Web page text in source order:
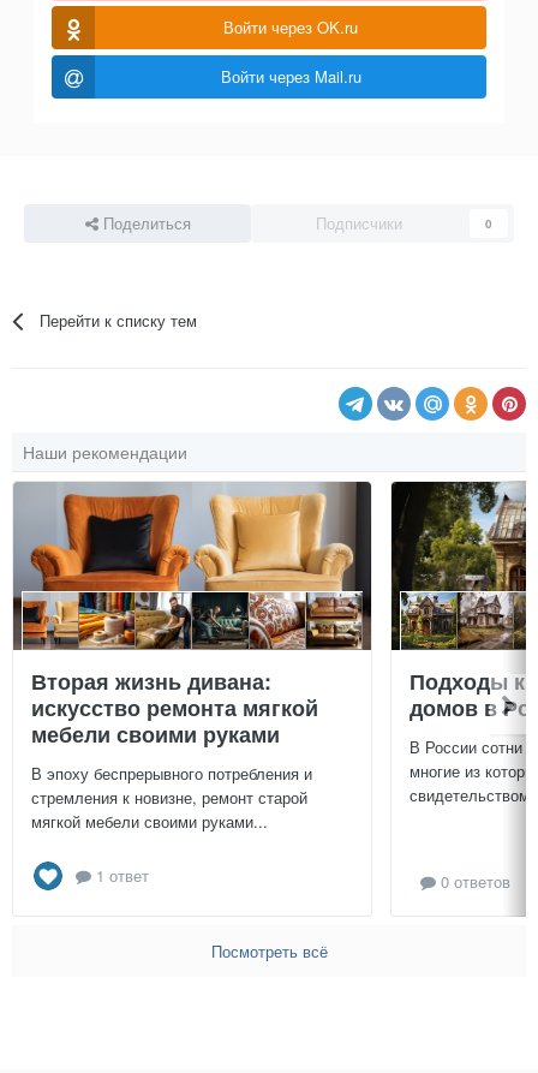
Войти через OK.ru
Войти через Mail.ru
Поделиться Подписчики 0
Перейти к списку тем
Наши рекомендации
Вторая жизнь дивана:
искусство ремонта мягкой
мебели своими руками
В эпоху беспрерывного потребления и
стремления к новизне, ремонт старой
мягкой мебели своими руками...
1 ответ
Подходы к
домов в
В России сотни
многие из
свидетельством
0 ответов
Посмотреть всё